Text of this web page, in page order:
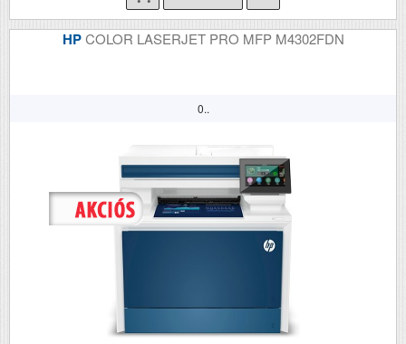
HPCOLOR LASERJET PRO MFP M4302FDN
0..